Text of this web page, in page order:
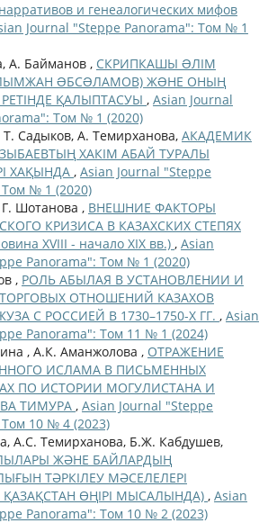
и генеалогических мифов
Journal "Steppe Panorama": Том № 1
А. Байманов , СКРИПКАШЫ ƏЛІМ
ƏБСƏЛАМОВ) ЖƏНЕ ОНЫҢ
ҚАЛЫПТАСУЫ , Asian Journal
Том № 1 (2020)
Садыков, А. Темирханова, АКАДЕМИК
ХАКІМ АБАЙ ТУРАЛЫ
ХАҚЫНДА , Asian Journal "Steppe
№ 1 (2020)
Шотанова , ВНЕШНИЕ ФАКТОРЫ
КРИЗИСА В КАЗАХСКИХ СТЕПЯХ
XVIII - начало XIX вв.) , Asian
Panorama": Том № 1 (2020)
, РОЛЬ АБЫЛАЯ В УСТАНОВЛЕНИИ И
ОТНОШЕНИЙ КАЗАХОВ
С РОССИЕЙ В 1730–1750-Х ГГ. , Asian
Panorama": Том 11 № 1 (2024)
, А.К. Аманжолова , ОТРАЖЕНИЕ
ИСЛАМА В ПИСЬМЕННЫХ
ПО ИСТОРИИ МОГУЛИСТАНА И
ТИМУРА , Asian Journal "Steppe
10 № 4 (2023)
А.С. Темирханова, Б.Ж. Кабдушев,
ЖӘНЕ БАЙЛАРДЫҢ
ТӘРКІЛЕУ МӘСЕЛЕЛЕРІ
ҚАЗАҚСТАН ӨҢІРІ МЫСАЛЫНДА) , Asian
Panorama": Том 10 № 2 (2023)